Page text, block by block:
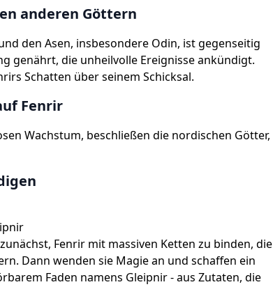
anderen Göttern
den Asen, insbesondere Odin, ist gegenseitig
genährt, die unheilvolle Ereignisse ankündigt.
Schatten über seinem Schicksal.
Fenrir
Wachstum, beschließen die nordischen Götter,
Fenrir mit massiven Ketten zu binden, die
Dann wenden sie Magie an und schaffen ein
Faden namens Gleipnir - aus Zutaten, die